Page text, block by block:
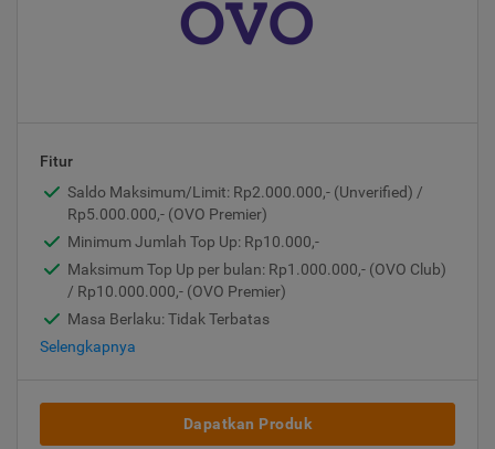
Fitur
Saldo Maksimum/Limit: Rp2.000.000,- (Unverified) /
Rp5.000.000,- (OVO Premier)
Minimum Jumlah Top Up: Rp10.000,-
Maksimum Top Up per bulan: Rp1.000.000,- (OVO Club)
/ Rp10.000.000,- (OVO Premier)
Masa Berlaku: Tidak Terbatas
Selengkapnya
Dapatkan Produk